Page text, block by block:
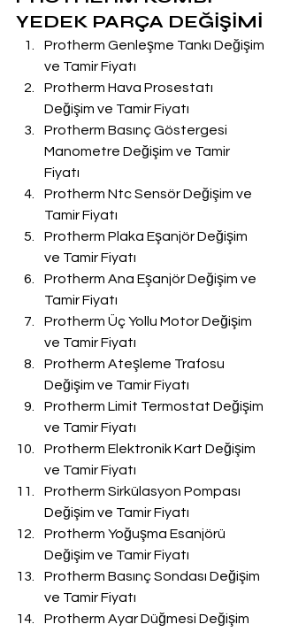
YEDEK PARÇA DEĞİŞİMİ
Protherm Genleşme Tankı Değişim
ve Tamir Fiyatı
Protherm Hava Prosestatı
Değişim ve Tamir Fiyatı
Protherm Basınç Göstergesi
Manometre Değişim ve Tamir
Fiyatı
Protherm Ntc Sensör Değişim ve
Tamir Fiyatı
Protherm Plaka Eşanjör Değişim
ve Tamir Fiyatı
Protherm Ana Eşanjör Değişim ve
Tamir Fiyatı
Protherm Üç Yollu Motor Değişim
ve Tamir Fiyatı
Protherm Ateşleme Trafosu
Değişim ve Tamir Fiyatı
Protherm Limit Termostat Değişim
ve Tamir Fiyatı
Protherm Elektronik Kart Değişim
ve Tamir Fiyatı
Protherm Sirkülasyon Pompası
Değişim ve Tamir Fiyatı
Protherm Yoğuşma Esanjörü
Değişim ve Tamir Fiyatı
Protherm Basınç Sondası Değişim
ve Tamir Fiyatı
Protherm Ayar Düğmesi Değişim